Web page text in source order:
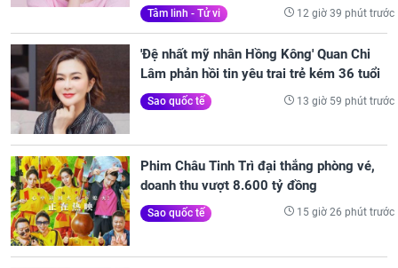
Tâm linh - Tử vi 12 giờ 39 phút trước
'Đệ nhất mỹ nhân Hồng Kông' Quan Chi
Lâm phản hồi tin yêu trai trẻ kém 36 tuổi
Sao quốc tế 13 giờ 59 phút trước
Phim Châu Tinh Trì đại thắng phòng vé,
doanh thu vượt 8.600 tỷ đồng
Sao quốc tế 15 giờ 26 phút trước